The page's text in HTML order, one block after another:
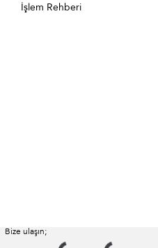
İşlem Rehberi
Bize ulaşın;